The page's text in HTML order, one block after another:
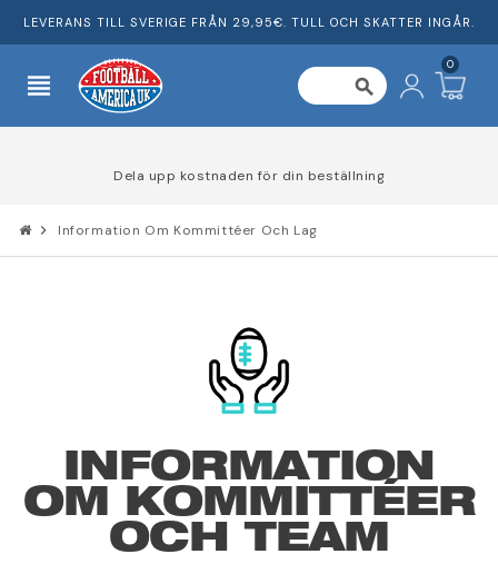
LEVERANS TILL SVERIGE FRÅN 29,95€. TULL OCH SKATTER INGÅR.
view_headline search
0
Dela upp kostnaden för din beställning
chevron_right Information Om Kommittéer Och Lag
INFORMATION
OM KOMMITTÉER
OCH TEAM